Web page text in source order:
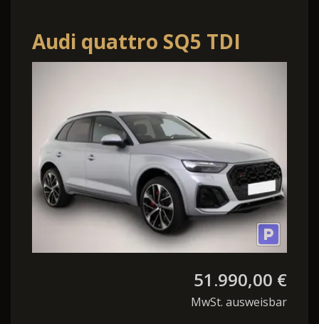
Audi quattro SQ5 TDI
quattro tiptronic
51.990,00 €
MwSt. ausweisbar